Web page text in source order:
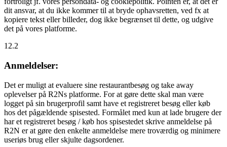
dit ansvar, at du ikke kommer til at bryde ophavsretten, ved fx at
kopiere tekst eller billeder, dog ikke begrænset til dette, og udgive
det på vores platforme.
12.2
Anmeldelser:
Det er muligt at evaluere sine restaurantbesøg og take away
oplevelser på R2Ns platforme. For at gøre dette skal man være
logget på sin brugerprofil samt have et registreret besøg eller køb
hos det pågældende spisested. Formålet med kun at lade brugere der
har et registreret besøg / køb hos spisestedet skrive anmeldelse på
R2N er at gøre den enkelte anmeldelse mere troværdig og minimere
useriøs brug eller skjulte dagsordener.